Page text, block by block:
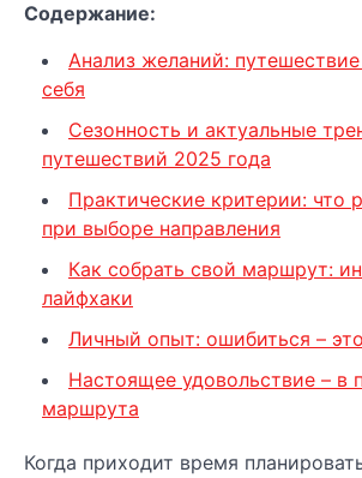
Содержание:
Анализ желаний:
себя
Сезонность и актуальные
путешествий 2025 года
Практические критерии: что
при выборе направления
Как собрать свой маршрут:
лайфхаки
Личный опыт: ошибиться –
Настоящее удовольствие – в
маршрута
Когда приходит время